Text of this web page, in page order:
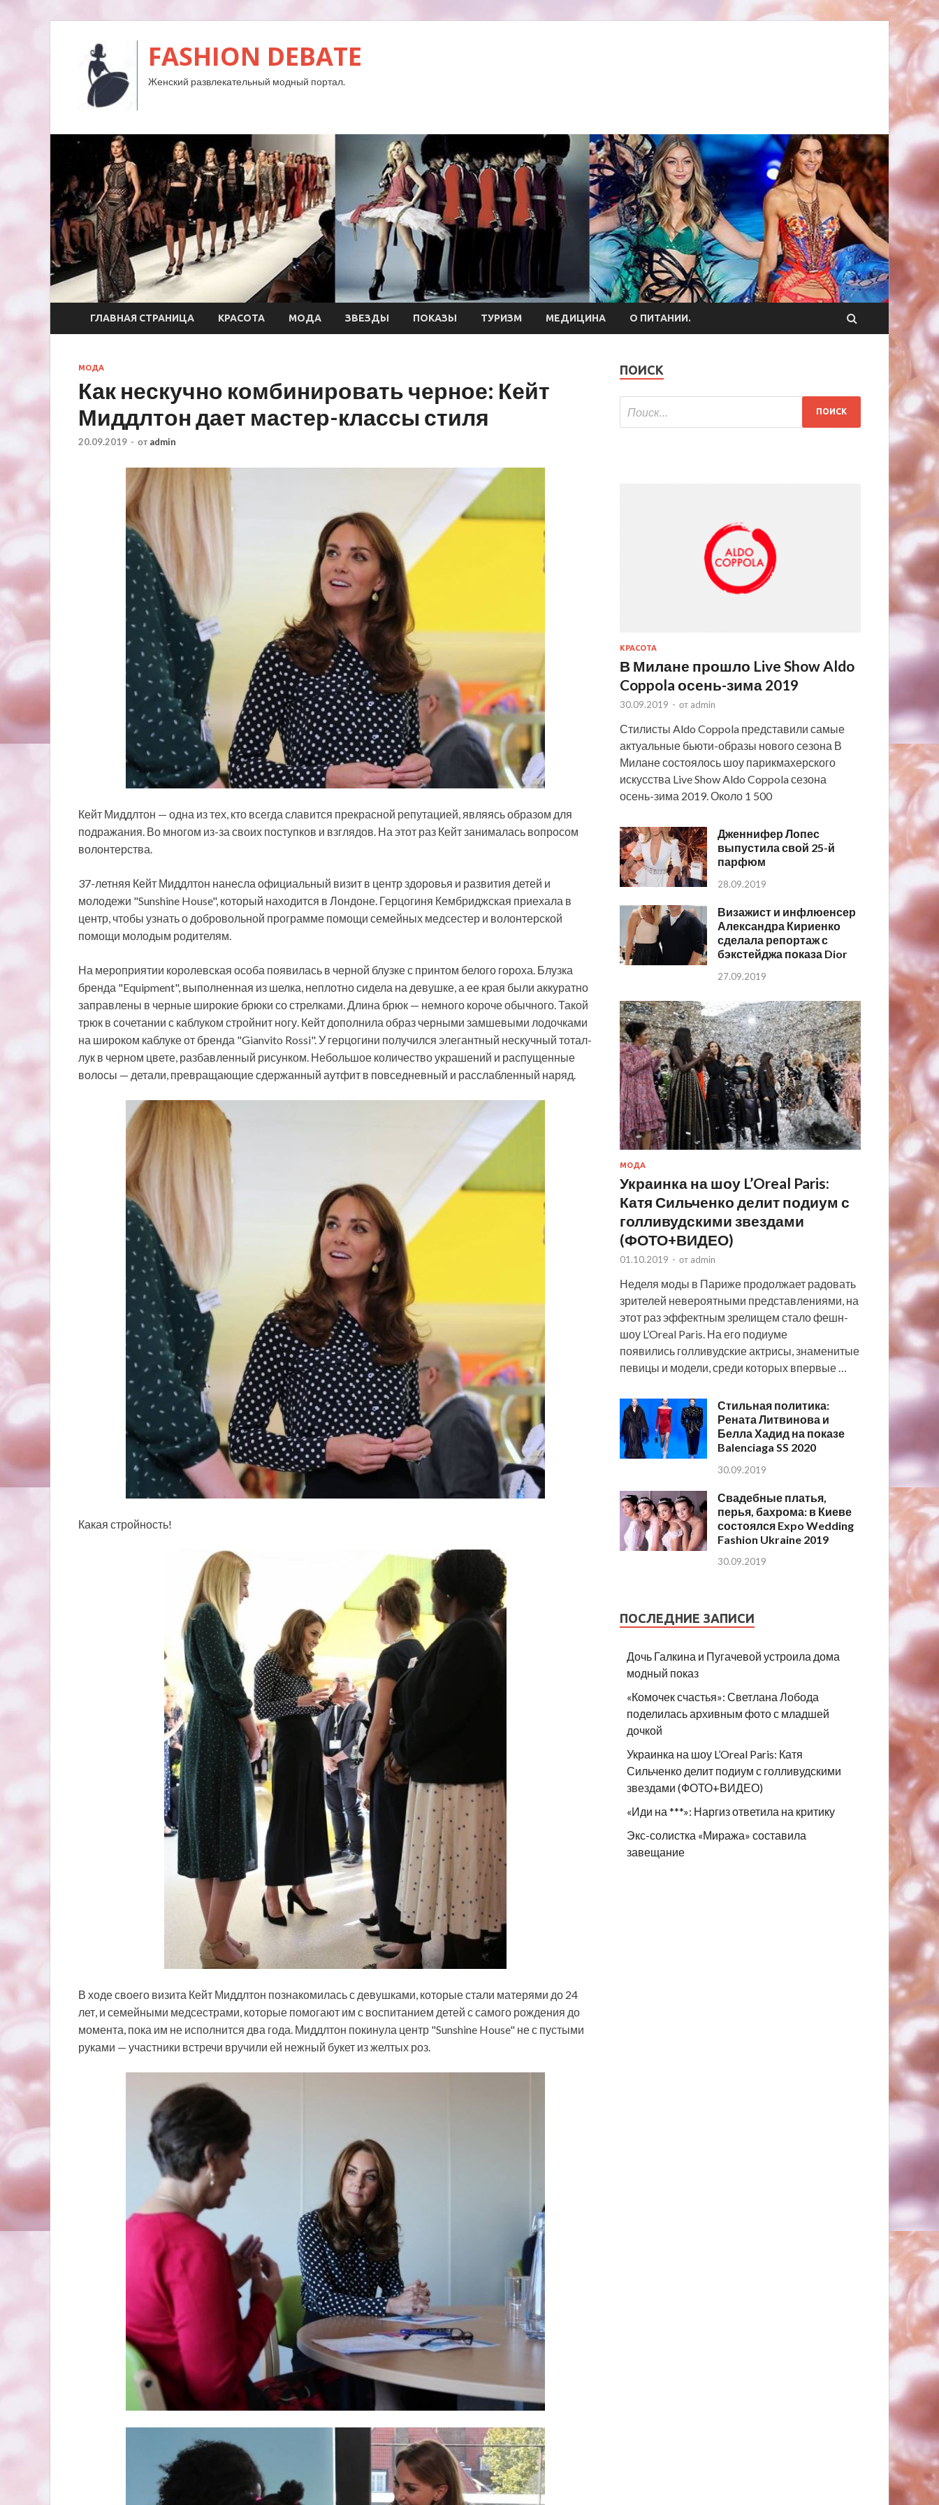
FASHION DEBATE
Женский развлекательный модный портал.
ГЛАВНАЯ СТРАНИЦА КРАСОТА МОДА ЗВЕЗДЫ ПОКАЗЫ ТУРИЗМ МЕДИЦИНА О ПИТАНИИ.
МОДА
Как нескучно комбинировать черное: Кейт
Миддлтон дает мастер-классы стиля
20.09.2019 - от admin
Кейт Миддлтон — одна из тех, кто всегда славится прекрасной репутацией, являясь образом для
подражания. Во многом из-за своих поступков и взглядов. На этот раз Кейт занималась вопросом
волонтерства.
37-летняя Кейт Миддлтон нанесла официальный визит в центр здоровья и развития детей и
молодежи "Sunshine House", который находится в Лондоне. Герцогиня Кембриджская приехала в
центр, чтобы узнать о добровольной программе помощи семейных медсестер и волонтерской
помощи молодым родителям.
На мероприятии королевская особа появилась в черной блузке с принтом белого гороха. Блузка
бренда "Equipment", выполненная из шелка, неплотно сидела на девушке, а ее края были аккуратно
заправлены в черные широкие брюки со стрелками. Длина брюк — немного короче обычного. Такой
трюк в сочетании с каблуком стройнит ногу. Кейт дополнила образ черными замшевыми лодочками
на широком каблуке от бренда "Gianvito Rossi". У герцогини получился элегантный нескучный тотал-
лук в черном цвете, разбавленный рисунком. Небольшое количество украшений и распущенные
волосы — детали, превращающие сдержанный аутфит в повседневный и расслабленный наряд.
Какая стройность!
В ходе своего визита Кейт Миддлтон познакомилась с девушками, которые стали матерями до 24
лет, и семейными медсестрами, которые помогают им с воспитанием детей с самого рождения до
момента, пока им не исполнится два года. Миддлтон покинула центр "Sunshine House" не с пустыми
руками — участники встречи вручили ей нежный букет из желтых роз.
ПОИСК
КРАСОТА
В Милане прошло Live Show Aldo
Coppola осень-зима 2019
30.09.2019 - от admin
Стилисты Aldo Coppola представили самые
актуальные бьюти-образы нового сезона В
Милане состоялось шоу парикмахерского
искусства Live Show Aldo Coppola сезона
осень-зима 2019. Около 1 500
Дженнифер Лопес
выпустила свой 25-й
парфюм
28.09.2019
Визажист и инфлюенсер
Александра Кириенко
сделала репортаж с
бэкстейджа показа Dior
27.09.2019
МОДА
Украинка на шоу L’Oreal Paris:
Катя Сильченко делит подиум с
голливудскими звездами
(ФОТО+ВИДЕО)
01.10.2019 - от admin
Неделя моды в Париже продолжает радовать
зрителей невероятными представлениями, на
этот раз эффектным зрелищем стало фешн-
шоу L’Oreal Paris. На его подиуме
появились голливудские актрисы, знаменитые
певицы и модели, среди которых впервые …
Стильная политика:
Рената Литвинова и
Белла Хадид на показе
Balenciaga SS 2020
30.09.2019
Свадебные платья,
перья, бахрома: в Киеве
состоялся Expo Wedding
Fashion Ukraine 2019
30.09.2019
ПОСЛЕДНИЕ ЗАПИСИ
Дочь Галкина и Пугачевой устроила дома
модный показ
«Комочек счастья»: Светлана Лобода
поделилась архивным фото с младшей
дочкой
Украинка на шоу L’Oreal Paris: Катя
Сильченко делит подиум с голливудскими
звездами (ФОТО+ВИДЕО)
«Иди на ***»: Наргиз ответила на критику
Экс-солистка «Миража» составила
завещание